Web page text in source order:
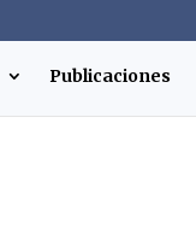
Publicaciones